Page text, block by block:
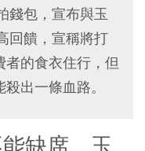
錢包，宣布與玉
回饋，宣稱將打
的食衣住行，但
出一條血路。